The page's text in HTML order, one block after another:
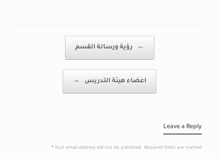
← رؤية ورسالة القسم
اعضاء هيئة التدريس →
Leave a Reply
Your email address will not be published. Required fields are marked
*